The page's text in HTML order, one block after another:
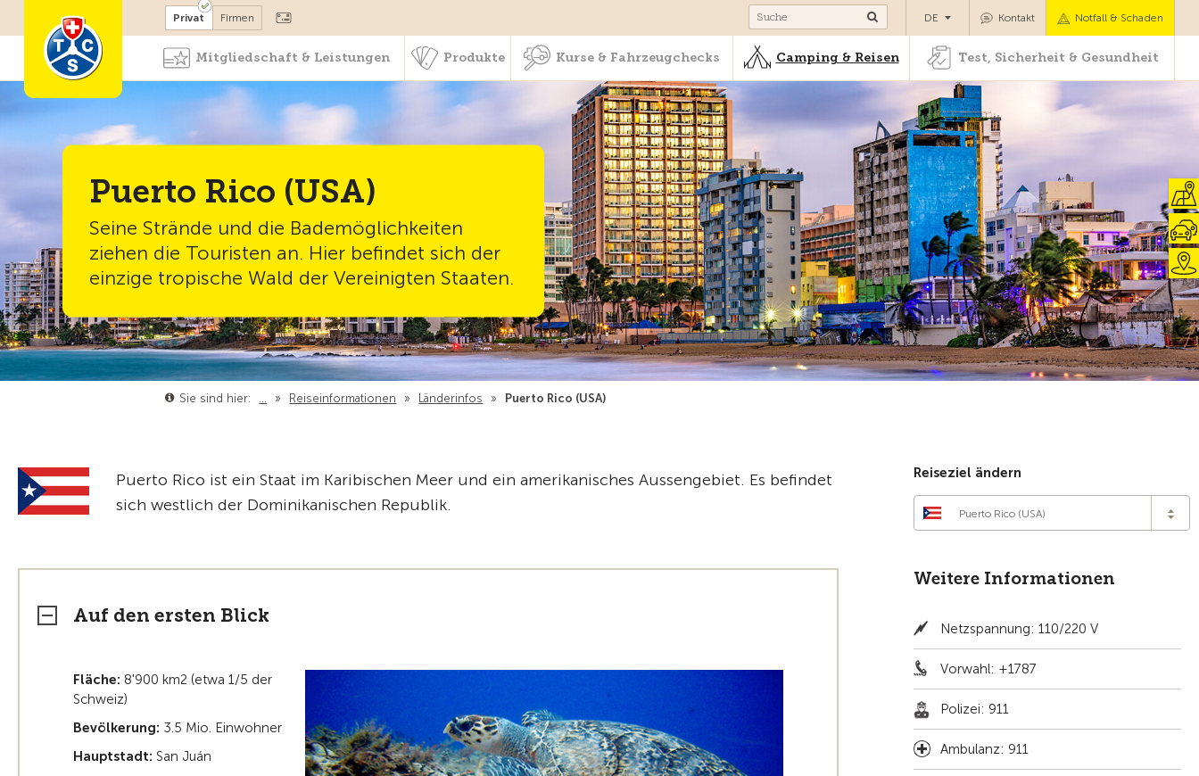
Mitglied werden Kurse & Fahrzeugchecks Camping & Reisen Test, Sicherheit & Gesundheit
Privat Firmen Kontakt Notfall & Schaden
DE
Mitgliedschaft & Leistungen Produkte Kurse & Fahrzeugchecks Camping & Reisen Test, Sicherheit & Gesundheit
Puerto Rico (USA)
Seine Strände und die Bademöglichkeiten
ziehen die Touristen an. Hier befindet sich der
einzige tropische Wald der Vereinigten Staaten.
Sie sind hier: … » Reiseinformationen » Länderinfos » Puerto Rico (USA)
Puerto Rico ist ein Staat im Karibischen Meer und ein amerikanisches Aussengebiet. Es befindet
sich westlich der Dominikanischen Republik.
Auf den ersten Blick
Fläche: 8'900 km2 (etwa 1/5 der
Schweiz)
Bevölkerung: 3.5 Mio. Einwohner
Hauptstadt: San Juán
Reiseziel ändern
Puerto Rico (USA)
Weitere Informationen
Netzspannung: 110/220 V
Vorwahl: +1787
Polizei: 911
Ambulanz: 911